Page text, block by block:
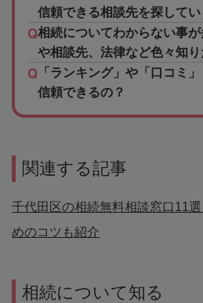
信頼できる相談先を探してい
相続についてわからない事
や相談先、法律など色々知り
「ランキング」や「口コミ
信頼できるの？
関連する記事
千代田区の相続無料相談窓口11
めのコツも紹介
相続について知る